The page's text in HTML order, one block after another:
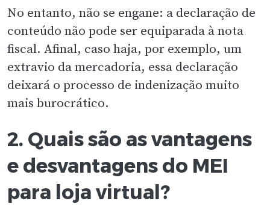
No entanto, não se engane: a declaração de
conteúdo não pode ser equiparada à nota
fiscal. Afinal, caso haja, por exemplo, um
extravio da mercadoria, essa declaração
deixará o processo de indenização muito
mais burocrático.
2. Quais são as vantagens
e desvantagens do MEI
para loja virtual?